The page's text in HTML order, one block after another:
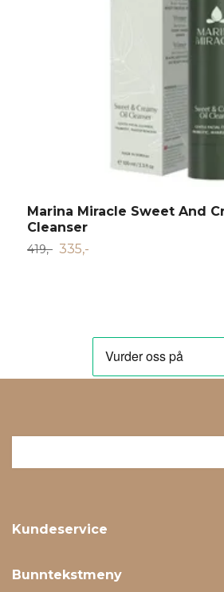
Marina Miracle Sweet And
Cleanser
419,- 335,-
Kundeservice
Bunntekstmeny